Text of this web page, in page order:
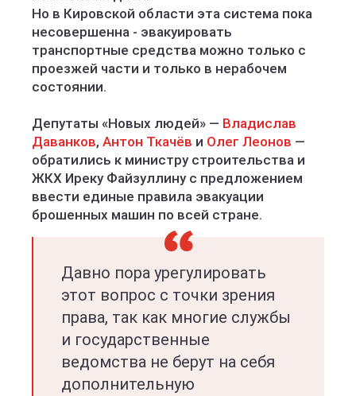
Но в Кировской области эта система пока
несовершенна - эвакуировать
транспортные средства можно только с
проезжей части и только в нерабочем
состоянии.
Депутаты «Новых людей» — Владислав
Даванков, Антон Ткачёв и Олег Леонов —
обратились к министру строительства и
ЖКХ Иреку Файзуллину с предложением
ввести единые правила эвакуации
брошенных машин по всей стране.
Давно пора урегулировать
этот вопрос с точки зрения
права, так как многие службы
и государственные
ведомства не берут на себя
дополнительную